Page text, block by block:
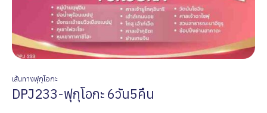
เส้นทางฟุกุโอกะ
DPJ233-ฟุกุโอกะ 6วัน5คืน